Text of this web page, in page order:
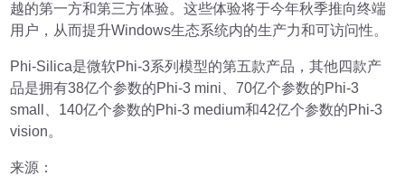
越的第一方和第三方体验。这些体验将于今年秋季推向终端
用户，从而提升Windows生态系统内的生产力和可访问性。
Phi-Silica是微软Phi-3系列模型的第五款产品，其他四款产
品是拥有38亿个参数的Phi-3 mini、70亿个参数的Phi-3
small、140亿个参数的Phi-3 medium和42亿个参数的Phi-3
vision。
来源：